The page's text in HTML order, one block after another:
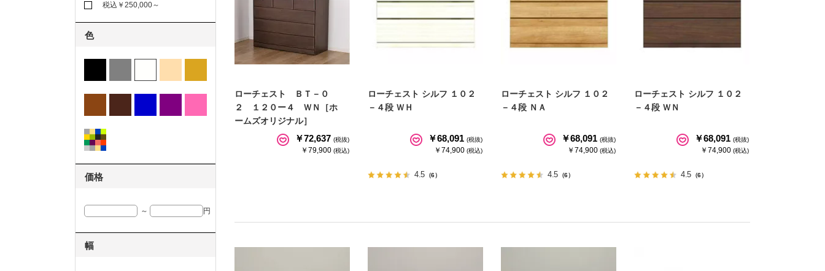
ローチェスト ＢＴ－０
２ １２０ー４ ＷＮ［ホ
ームズオリジナル］
￥72,637 (税抜)
￥79,900 (税込)
ローチェスト シルフ １０２
－４段 ＷＨ
￥68,091 (税抜)
￥74,900 (税込)
4.5 （6）
ローチェスト シルフ １０２
－４段 ＮＡ
￥68,091 (税抜)
￥74,900 (税込)
4.5 （6）
ローチェスト シルフ １０２
－４段 ＷＮ
￥68,091 (税抜)
￥74,900 (税込)
4.5 （6）
価格
～ 円
幅
税込￥250,000～
色